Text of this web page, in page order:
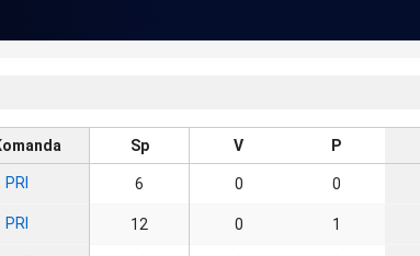
Sp V P
PRI 6 0 0
PRI 12 0 1